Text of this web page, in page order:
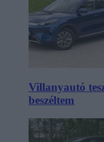
Villanyautó
beszéltem